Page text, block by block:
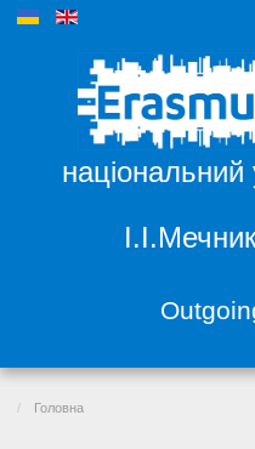
національний
Головна